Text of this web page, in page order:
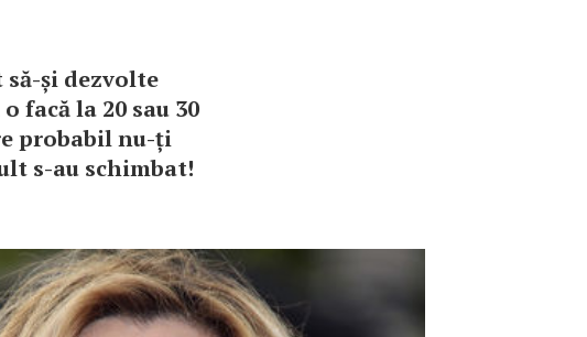
și dezvolte
facă la 20 sau 30
probabil nu-ți
s-au schimbat!